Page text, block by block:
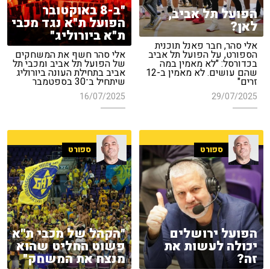
הפועל תל אביב,
לאן?
אלי סהר, חבר פאנל תוכנית
הספורט, על הפועל תל אביב
בכדורסל: "לא מאמין במה
שהם עושים. לא מאמין ב-12
זרים"
29/07/2025
"ב-8 באוקטובר
הפועל ת"א נגד מכבי
ת"א ביורוליג"
אלי סהר חשף את המשחקים
של הפועל תל אביב ומכבי תל
אביב בתחילת העונה ביורוליג
שיתחיל ב־30 בספטמבר
16/07/2025
ספורט
הפועל ירושלים
יכולה לעשות את
זה?
ספורט
"הקהל של מכבי ת''א
פשוט החליט שהוא
מנצח את המשחק"